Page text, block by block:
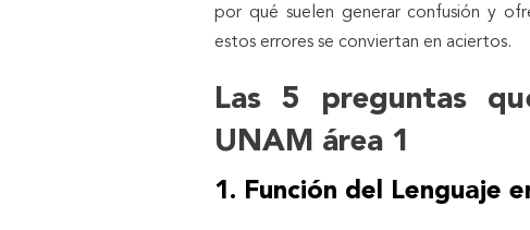
por qué suelen generar confusión y
estos errores se conviertan en aciertos.
Las 5 preguntas
UNAM área 1
1. Función del Lenguaje